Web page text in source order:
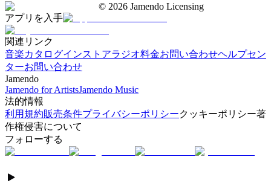
© 2026 Jamendo Licensing
アプリを入手
関連リンク
音楽カタログインストアラジオ料金お問い合わせヘルプセン
ターお問い合わせ
Jamendo
Jamendo for ArtistsJamendo Music
法的情報
利用規約販売条件プライバシーポリシークッキーポリシー著
作権侵害について
フォローする